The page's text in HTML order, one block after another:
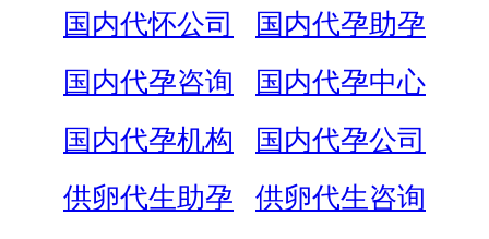
国内代怀公司
国内代孕助孕
国内代孕咨询
国内代孕中心
国内代孕机构
国内代孕公司
供卵代生助孕
供卵代生咨询